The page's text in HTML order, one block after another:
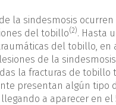
la sindesmosis ocurren
del tobillo(2). Hasta
del tobillo, en
de la sindesmosis
la fracturas de tobillo
presentan algún tipo
llegando a aparecer en el